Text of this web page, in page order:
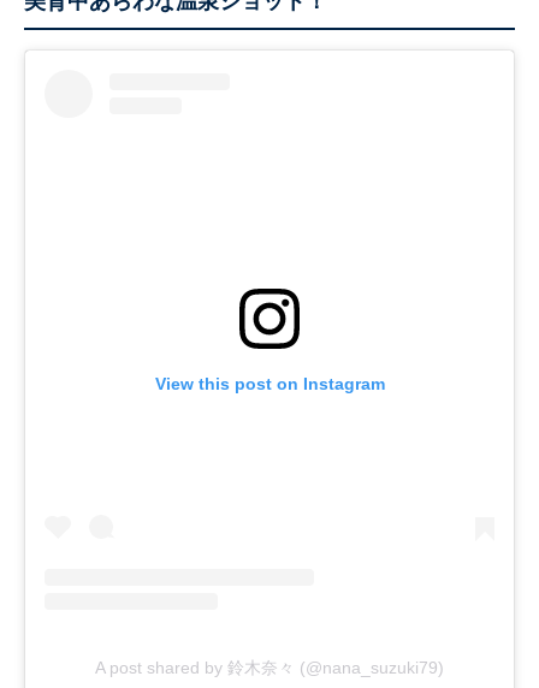
View this post on Instagram
A post shared by 鈴木奈々 (@nana_suzuki79)